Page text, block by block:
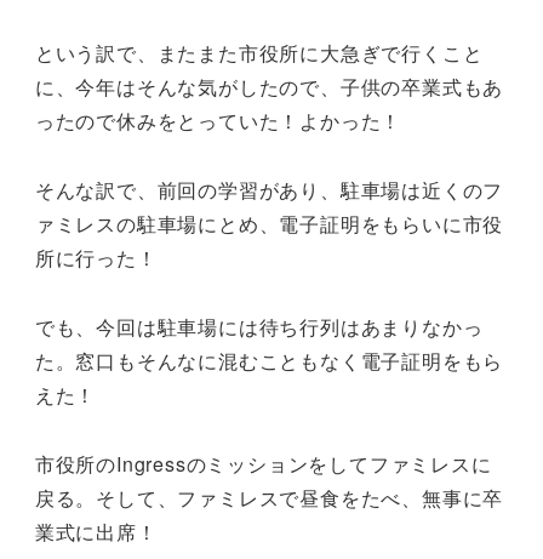
という訳で、またまた市役所に大急ぎで行くこと
に、今年はそんな気がしたので、子供の卒業式もあ
ったので休みをとっていた！よかった！
そんな訳で、前回の学習があり、駐車場は近くのフ
ァミレスの駐車場にとめ、電子証明をもらいに市役
所に行った！
でも、今回は駐車場には待ち行列はあまりなかっ
た。窓口もそんなに混むこともなく電子証明をもら
えた！
市役所のIngressのミッションをしてファミレスに
戻る。そして、ファミレスで昼食をたべ、無事に卒
業式に出席！